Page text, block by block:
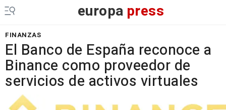
europa press
FINANZAS
El Banco de España reconoce a
Binance como proveedor de
servicios de activos virtuales